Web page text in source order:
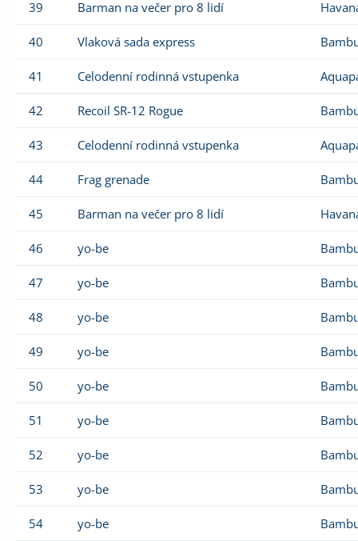
39 Barman na večer pro 8 lidí
40 Vlaková sada express
41 Celodenní rodinná vstupenka
42 Recoil SR-12 Rogue
43 Celodenní rodinná vstupenka
44 Frag grenade
45 Barman na večer pro 8 lidí
46 yo-be
47 yo-be
48 yo-be
49 yo-be
50 yo-be
51 yo-be
52 yo-be
53 yo-be
54 yo-be